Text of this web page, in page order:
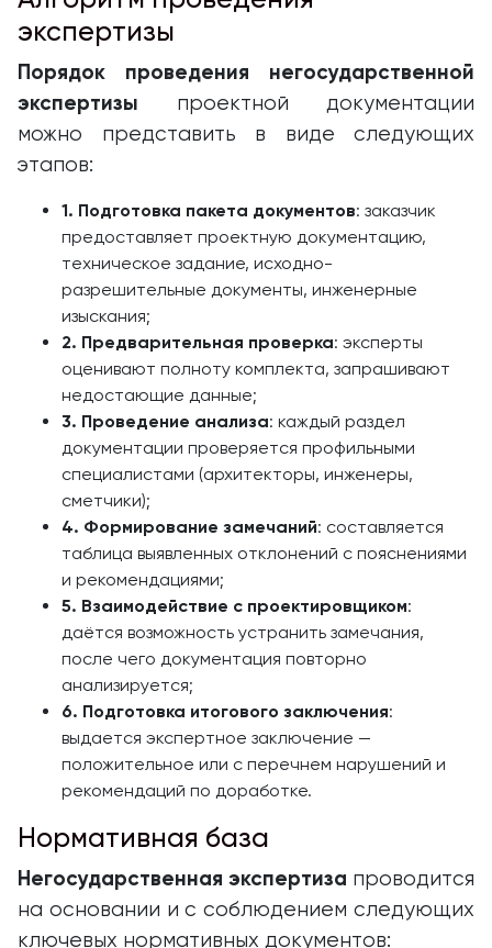
экспертизы
Порядок проведения негосударственной
экспертизы проектной документации
можно представить в виде следующих
этапов:
1. Подготовка пакета документов: заказчик
предоставляет проектную документацию,
техническое задание, исходно-
разрешительные документы, инженерные
изыскания;
2. Предварительная проверка: эксперты
оценивают полноту комплекта, запрашивают
недостающие данные;
3. Проведение анализа: каждый раздел
документации проверяется профильными
специалистами (архитекторы, инженеры,
сметчики);
4. Формирование замечаний: составляется
таблица выявленных отклонений с пояснениями
и рекомендациями;
5. Взаимодействие с проектировщиком:
даётся возможность устранить замечания,
после чего документация повторно
анализируется;
6. Подготовка итогового заключения:
выдается экспертное заключение —
положительное или с перечнем нарушений и
рекомендаций по доработке.
Нормативная база
Негосударственная экспертиза проводится
на основании и с соблюдением следующих
ключевых нормативных документов: